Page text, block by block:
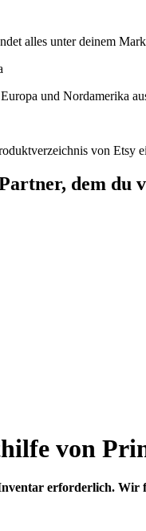
alles unter deinem
und Nordamerika
von Etsy
dem du
von
erforderlich.